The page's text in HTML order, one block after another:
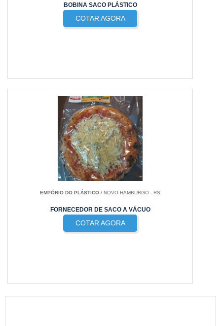
BOBINA SACO PLÁSTICO
COTAR AGORA
EMPÓRIO DO PLÁSTICO / NOVO HAMBURGO - RS
FORNECEDOR DE SACO A VÁCUO
COTAR AGORA